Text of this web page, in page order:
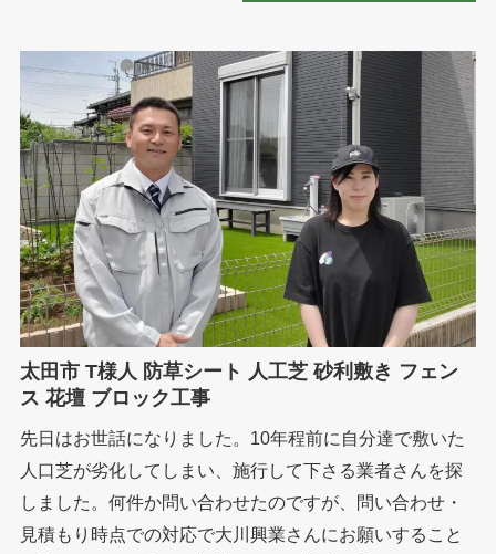
太田市 T様人 防草シート 人工芝 砂利敷き フェン
ス 花壇 ブロック工事
先日はお世話になりました。10年程前に自分達で敷いた
人口芝が劣化してしまい、施行して下さる業者さんを探
しました。何件か問い合わせたのですが、問い合わせ・
見積もり時点での対応で大川興業さんにお願いすること